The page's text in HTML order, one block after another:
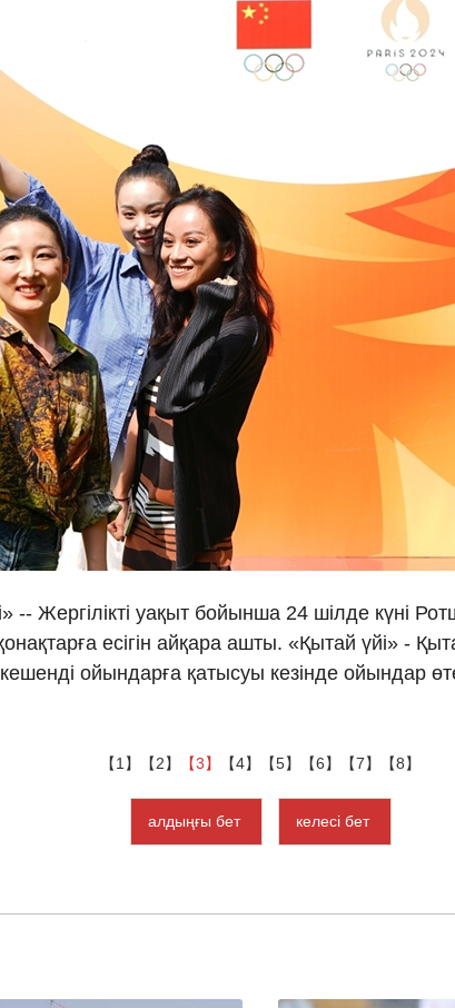
-- Жергілікті уақыт бойынша 24 шілде күні
есігін айқара ашты. «Қытай үйі» -
ойындарға қатысуы кезінде ойындар
【1】 【2】 【3】 【4】 【5】 【6】 【7】 【8】
алдыңғы бет
келесі бет